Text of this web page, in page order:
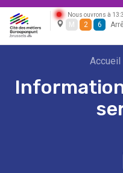
Nous ouvrons à
M 2 6
Accueil